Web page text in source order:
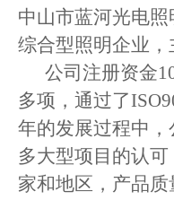
中山市蓝河光电
综合型照明企业
公司注册资金
多项，通过了
年的发展过程中
多大型项目的认
家和地区，产品